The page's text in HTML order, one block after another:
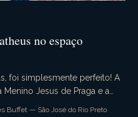
no espaço
foi simplesmente perfeito! A
Jesus de Praga e a
...
Buffet — São José do Rio Preto